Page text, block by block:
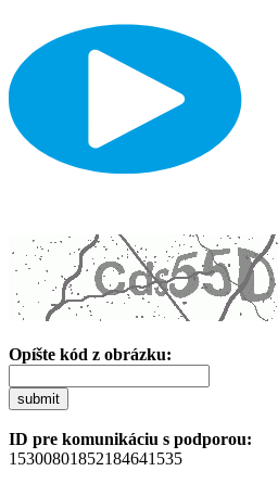
Opíšte kód z obrázku:
submit
ID pre komunikáciu s podporou:
15300801852184641535